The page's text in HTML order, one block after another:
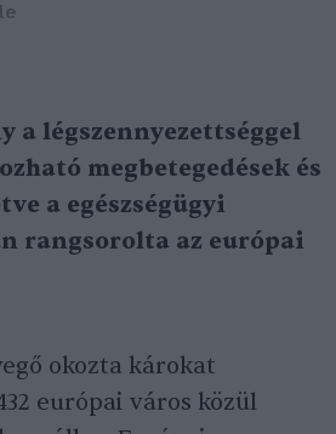
a légszennyezettséggel
megbetegedések és
a egészségügyi
rangsorolta az európai
okozta károkat
európai város közül